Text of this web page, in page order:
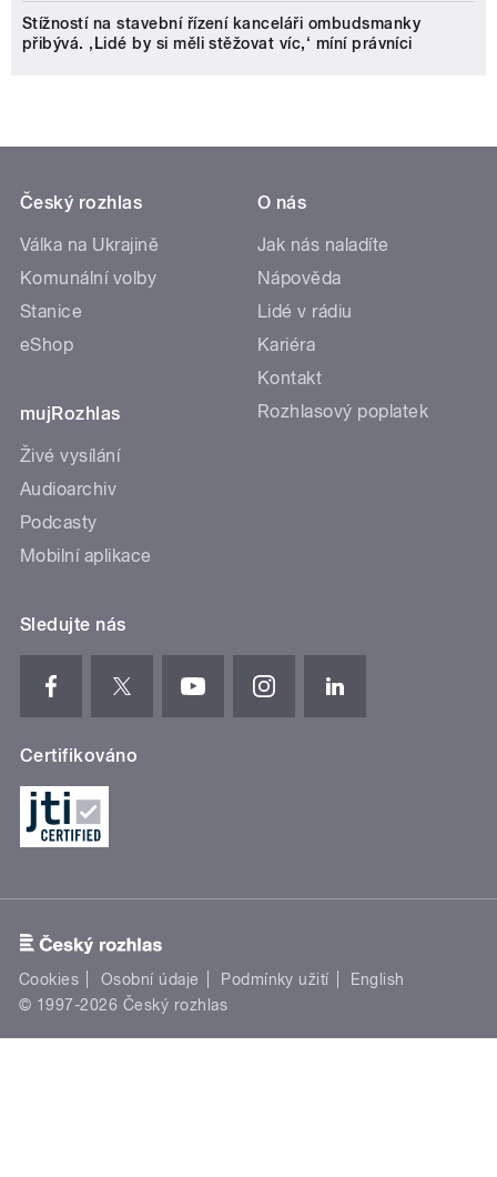
Stížností na stavební řízení kanceláři ombudsmanky
přibývá. ‚Lidé by si měli stěžovat víc,‘ míní právníci
Český rozhlas
Válka na Ukrajině
Komunální volby
Stanice
eShop
mujRozhlas
Živé vysílání
Audioarchiv
Podcasty
Mobilní aplikace
O nás
Jak nás naladíte
Nápověda
Lidé v rádiu
Kariéra
Kontakt
Rozhlasový poplatek
Sledujte nás
Certifikováno
Cookies Osobní údaje Podmínky užití
English
© 1997-2026 Český rozhlas